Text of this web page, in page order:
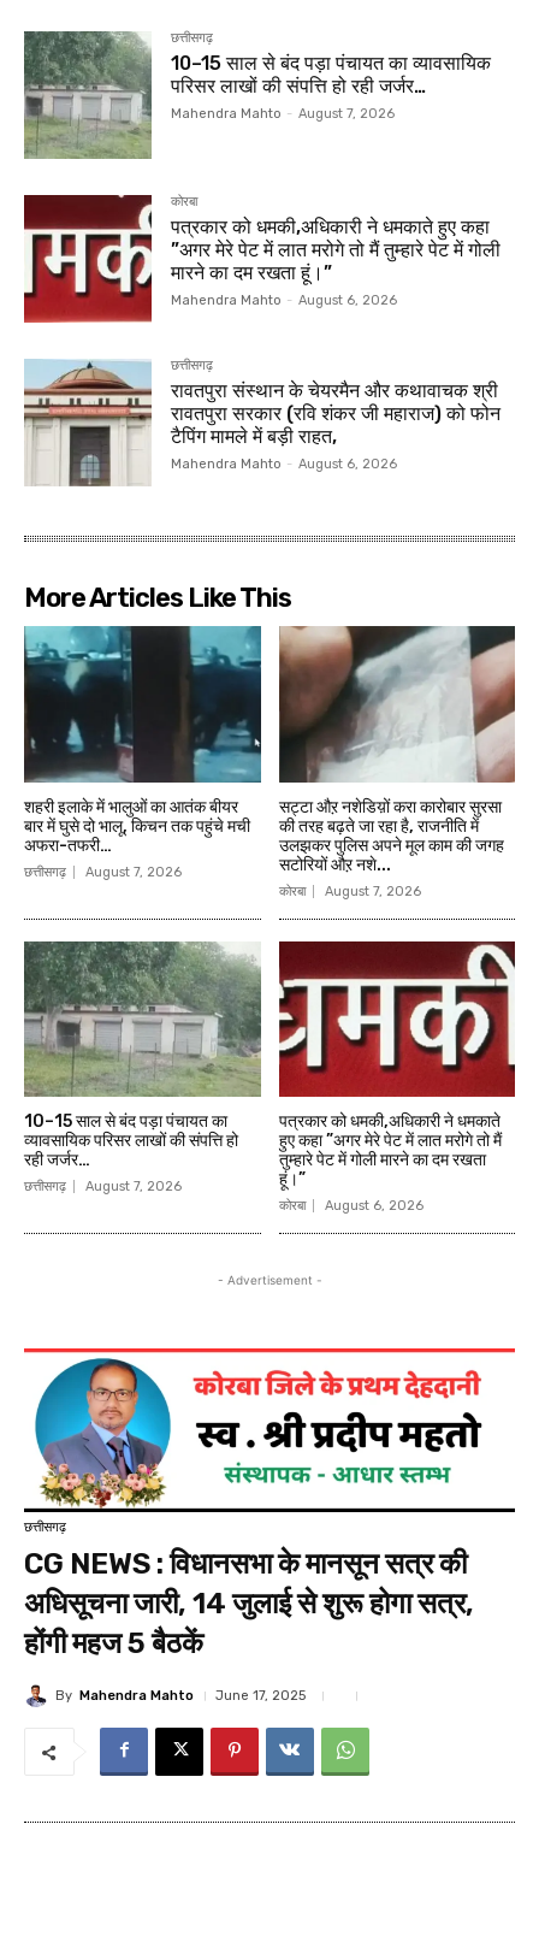
छत्तीसगढ़
10–15 साल से बंद पड़ा पंचायत का व्यावसायिक
परिसर लाखों की संपत्ति हो रही जर्जर…
Mahendra Mahto - August 7, 2026
कोरबा
पत्रकार को धमकी,अधिकारी ने धमकाते हुए कहा
”अगर मेरे पेट में लात मरोगे तो मैं तुम्हारे पेट में गोली
मारने का दम रखता हूं।”
Mahendra Mahto - August 6, 2026
छत्तीसगढ़
रावतपुरा संस्थान के चेयरमैन और कथावाचक श्री
रावतपुरा सरकार (रवि शंकर जी महाराज) को फोन
टैपिंग मामले में बड़ी राहत,
Mahendra Mahto - August 6, 2026
More Articles Like This
शहरी इलाके में भालुओं का आतंक बीयर
बार में घुसे दो भालू, किचन तक पहुंचे मची
अफरा-तफरी…
छत्तीसगढ़ August 7, 2026
सट्टा औऱ नशेडिय़ों करा कारोबार सुरसा
की तरह बढ़ते जा रहा है, राजनीति में
उलझकर पुलिस अपने मूल काम की जगह
सटोरियों औऱ नशे...
कोरबा August 7, 2026
10–15 साल से बंद पड़ा पंचायत का
व्यावसायिक परिसर लाखों की संपत्ति हो
रही जर्जर…
छत्तीसगढ़ August 7, 2026
पत्रकार को धमकी,अधिकारी ने धमकाते
हुए कहा ”अगर मेरे पेट में लात मरोगे तो मैं
तुम्हारे पेट में गोली मारने का दम रखता
हूं।”
कोरबा August 6, 2026
- Advertisement -